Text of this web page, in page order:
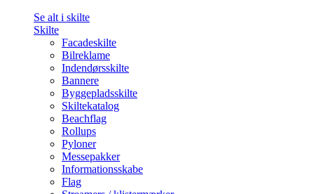
Se alt i skilte
Skilte
Facadeskilte
Bilreklame
Indendørsskilte
Bannere
Byggepladsskilte
Skiltekatalog
Beachflag
Rollups
Pyloner
Messepakker
Informationsskabe
Flag